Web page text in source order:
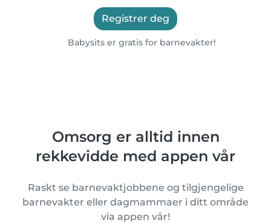
Registrer deg
Babysits er gratis for barnevakter!
Omsorg er alltid innen
rekkevidde med appen vår
Raskt se barnevaktjobbene og tilgjengelige
barnevakter eller dagmammaer i ditt område
via appen vår!